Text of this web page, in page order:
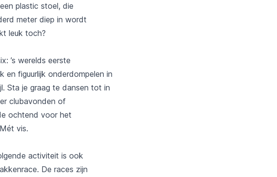
plastic stoel, die
meter diep in wordt
leuk toch?
’s werelds eerste
en figuurlijk onderdompelen in
Sta je graag te dansen tot in
clubavonden of
ochtend voor het
vis.
activiteit is ook
De races zijn